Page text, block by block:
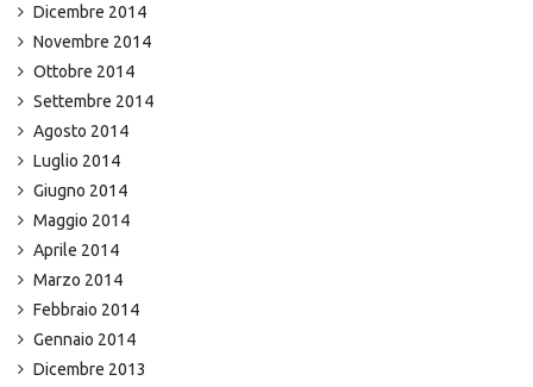
Dicembre 2014
Novembre 2014
Ottobre 2014
Settembre 2014
Agosto 2014
Luglio 2014
Giugno 2014
Maggio 2014
Aprile 2014
Marzo 2014
Febbraio 2014
Gennaio 2014
Dicembre 2013